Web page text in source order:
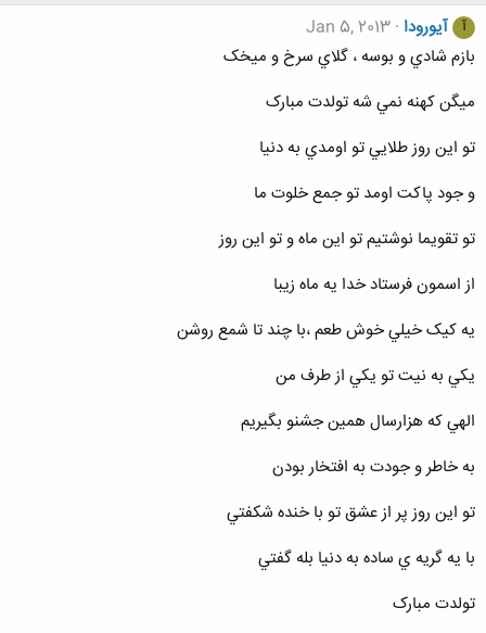
آ آیورودا Jan 5, 2013
بازم شادي و بوسه ، گلاي سرخ و ميخک
ميگن کهنه نمي شه تولدت مبارک
تو اين روز طلايي تو اومدي به دنيا
و جود پاکت اومد تو جمع خلوت ما
تو تقويما نوشتيم تو اين ماه و تو اين روز
از اسمون فرستاد خدا يه ماه زيبا
يه کيک خيلي خوش طعم ،با چند تا شمع روشن
يکي به نيت تو يکي از طرف من
الهي که هزارسال همين جشنو بگيريم
به خاطر و جودت به افتخار بودن
تو اين روز پر از عشق تو با خنده شکفتي
با يه گريه ي ساده به دنيا بله گفتي
تولدت مبارک